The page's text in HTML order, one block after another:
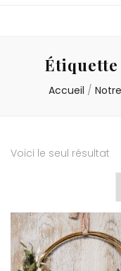
Étiquette
Accueil /
Voici le seul résultat